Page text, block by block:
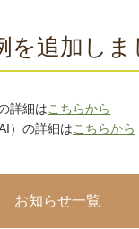
を追加しま
詳細はこちらから
）の詳細はこちらから
お知らせ一覧